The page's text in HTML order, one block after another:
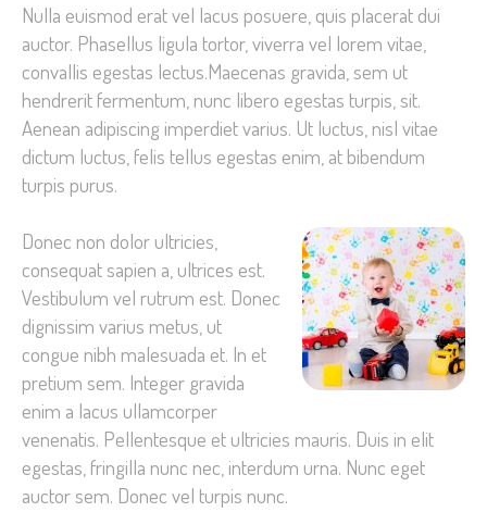
Nulla euismod erat vel lacus posuere, quis placerat dui
auctor. Phasellus ligula tortor, viverra vel lorem vitae,
convallis egestas lectus.Maecenas gravida, sem ut
hendrerit fermentum, nunc libero egestas turpis, sit.
Aenean adipiscing imperdiet varius. Ut luctus, nisl vitae
dictum luctus, felis tellus egestas enim, at bibendum
turpis purus.
Donec non dolor ultricies,
consequat sapien a, ultrices est.
Vestibulum vel rutrum est. Donec
dignissim varius metus, ut
congue nibh malesuada et. In et
pretium sem. Integer gravida
enim a lacus ullamcorper
venenatis. Pellentesque et ultricies mauris. Duis in elit
egestas, fringilla nunc nec, interdum urna. Nunc eget
auctor sem. Donec vel turpis nunc.